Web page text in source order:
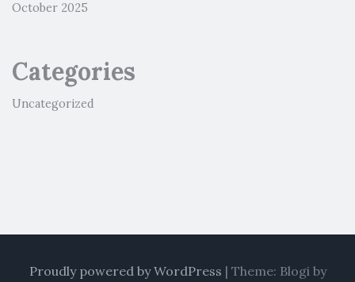
October 2025
Categories
Uncategorized
Proudly powered by WordPress | Theme: Blogi by